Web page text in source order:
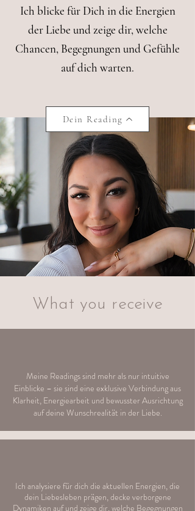
Ich blicke für Dich in die Energien
der Liebe und zeige dir, welche
Chancen, Begegnungen und Gefühle
auf dich warten.
Dein Reading
What you receive
Meine Readings sind mehr als nur intuitive
Einblicke – sie sind eine exklusive Verbindung aus
Klarheit, Energiearbeit und bewusster Ausrichtung
auf deine Wunschrealität in der Liebe.
Ich analysiere für dich die aktuellen Energien, die
dein Liebesleben prägen, decke verborgene
Dynamiken auf und zeige dir, welche Begegnungen